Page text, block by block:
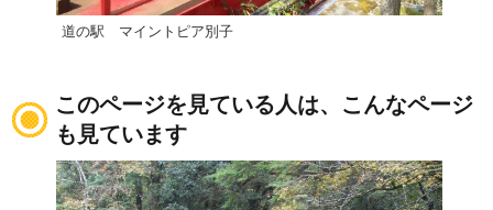
道の駅 マイントピア別子
このページを見ている人は、こんなページ
も見ています